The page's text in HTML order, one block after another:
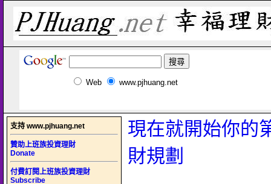
Web www.pjhuang.net
支持 www.pjhuang.net
贊助上班族投資理財
Donate
付費訂閱上班族投資理財
Subscribe
現在就開始你的
財規劃